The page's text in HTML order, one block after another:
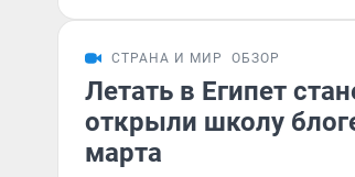
СТРАНА И МИР ОБЗОР
Летать в Египет
открыли школу
марта